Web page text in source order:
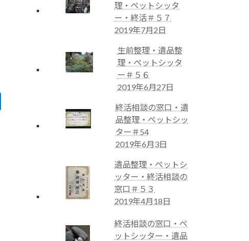
理・ペットシッタ
ー・終活＃５７
2019年7月2日
生前整理・遺品整
理・ペットシッタ
ー＃５６
2019年6月27日
終活相談の窓口・遺
品整理・ペットシッ
ター＃54
2019年6月3日
遺品整理・ペットシ
ッター・終活相談の
窓口＃５３
2019年4月18日
終活相談の窓口・ペ
ットシッター・遺品